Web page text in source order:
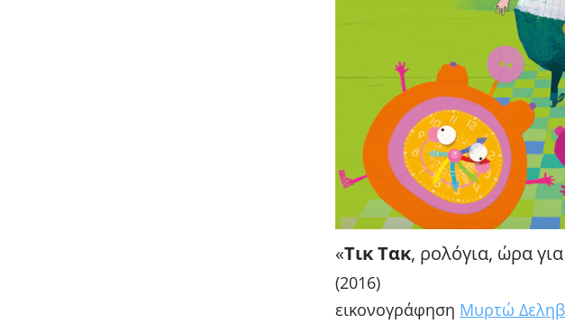
«Τικ Τακ, ρολόγια, ώρα
(2016)
εικονογράφηση Μυρτώ